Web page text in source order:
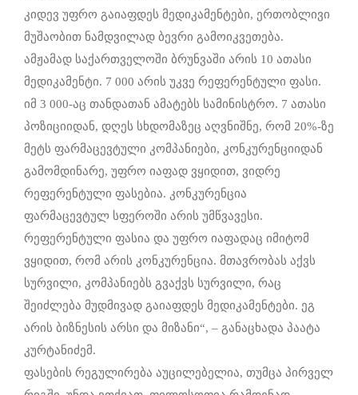
კიდევ უფრო გაიაფდეს მედიკამენტები, ერთობლივი
მუშაობით ნამდვილად ბევრი გამოიკვეთება.
ამჟამად საქართველოში ბრუნვაში არის 10 ათასი
მედიკამენტი. 7 000 არის უკვე რეფერენტული ფასი.
იმ 3 000-აც თანდათან ამატებს სამინისტრო. 7 ათასი
პოზიციიდან, დღეს სხდომაზეც აღვნიშნე, რომ 20%-ზე
მეტს ფარმაცევტული კომპანიები, კონკურენციიდან
გამომდინარე, უფრო იაფად ვყიდით, ვიდრე
რეფერენტული ფასებია. კონკურენცია
ფარმაცევტულ სფეროში არის უმწვავესი.
რეფერენტული ფასია და უფრო იაფადაც იმიტომ
ვყიდით, რომ არის კონკურენცია. მთავრობას აქვს
სურვილი, კომპანიებს გვაქვს სურვილი, რაც
შეიძლება მუდმივად გაიაფდეს მედიკამენტები. ეგ
არის ბიზნესის არსი და მიზანი“, – განაცხადა პაატა
კურტანიძემ.
ფასების რეგულირება აუცილებელია, თუმცა პირველ